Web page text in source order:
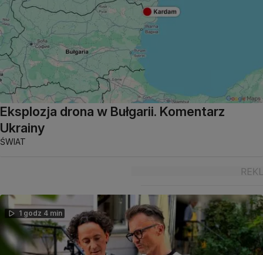
Eksplozja drona w Bułgarii. Komentarz
Ukrainy
ŚWIAT
1 godz 4 min